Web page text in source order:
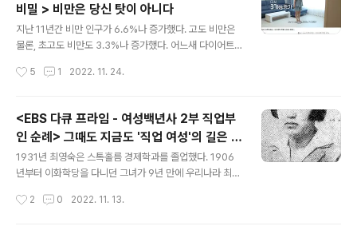
비밀 > 비만은 당신 탓이 아니다
지난 11년간 비만 인구가 6.6%나 증가했다. 고도 비만은
물론, 초고도 비만도 3.3%나 증가했다. 어느새 다이어트
적게 먹고 많이 움직여라, 이 다이어트 보편의 법칙이 모두
어 역시 일상이 되어간다. 무엇보다 마르고 날씬한 몸이 사
회적 몸의 기준이 되어버린 사회에서 살이 찐다는 건 게으
르거나 자기 관리를 하지 못했다는 평가를 받고 있다. 살찐
사람들은 자책하고 우울해 한다. 11월 21일에서 23일 방
영된 3부작
5 1 2022. 11. 24.
<EBS 다큐 프라임 - 여성백년사 2부 직업부
인 순례> 그때도 지금도 '직업 여성'의 길은 고
달프다
1931년 최영숙은 스톡홀름 경제학과를 졸업했다. 1906
년부터 이화학당을 다니던 그녀가 9년 만에 우리나라 최초
특필되었다. 조선에서 여성 노동운동을 하겠다는 야심찬
2 0 2022. 11. 13.